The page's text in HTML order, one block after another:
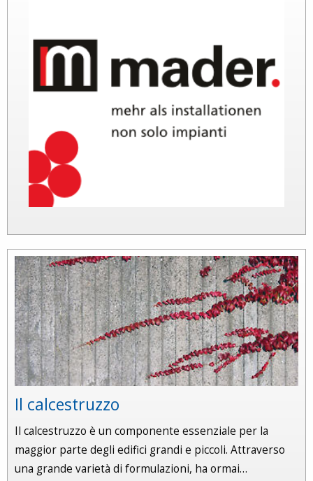
Il calcestruzzo
Il calcestruzzo è un componente essenziale per la
maggior parte degli edifici grandi e piccoli. Attraverso
una grande varietà di formulazioni, ha ormai…